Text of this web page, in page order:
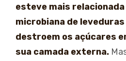
esteve mais relacionada
microbiana de
destroem os açúcares
sua camada externa.